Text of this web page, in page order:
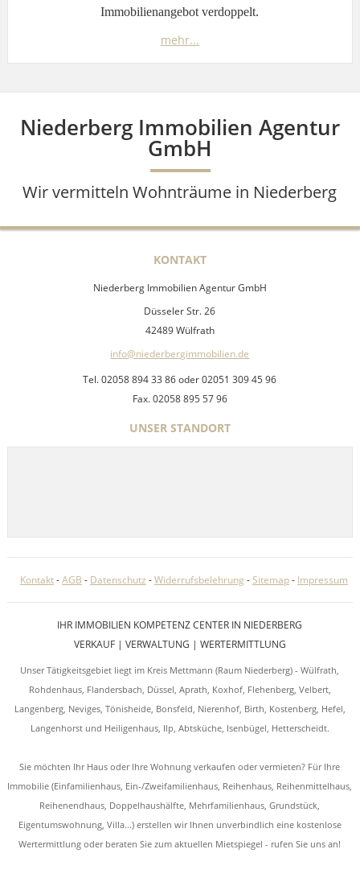
Immobilienangebot verdoppelt.
mehr...
Niederberg Immobilien Agentur
GmbH
Wir vermitteln Wohnträume in Niederberg
KONTAKT
Niederberg Immobilien Agentur GmbH
Düsseler Str. 26
42489 Wülfrath
info@niederbergimmobilien.de
Tel. 02058 894 33 86 oder 02051 309 45 96
Fax. 02058 895 57 96
UNSER STANDORT
Kontakt-AGB - Datenschutz -Widerrufsbelehrung -Sitemap- Impressum
IHR IMMOBILIEN KOMPETENZ CENTER IN NIEDERBERG
VERKAUF | VERWALTUNG | WERTERMITTLUNG
Unser Tätigkeitsgebiet liegt im Kreis Mettmann (Raum Niederberg) - Wülfrath,
Rohdenhaus, Flandersbach, Düssel, Aprath, Koxhof, Flehenberg, Velbert,
Langenberg, Neviges, Tönisheide, Bonsfeld, Nierenhof, Birth, Kostenberg, Hefel,
Langenhorst und Heiligenhaus, Ilp, Abtsküche, Isenbügel, Hetterscheidt.
Sie möchten Ihr Haus oder Ihre Wohnung verkaufen oder vermieten? Für Ihre
Immobilie (Einfamilienhaus, Ein-/Zweifamilienhaus, Reihenhaus, Reihenmittelhaus,
Reihenendhaus, Doppelhaushälfte, Mehrfamilienhaus, Grundstück,
Eigentumswohnung, Villa...) erstellen wir Ihnen unverbindlich eine kostenlose
Wertermittlung oder beraten Sie zum aktuellen Mietspiegel - rufen Sie uns an!